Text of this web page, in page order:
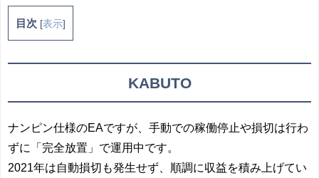
目次 [表示]
KABUTO
ナンピン仕様のEAですが、手動での稼働停止や損切は行わ
ずに「完全放置」で運用中です。
2021年は自動損切も発生せず、順調に収益を積み上げてい